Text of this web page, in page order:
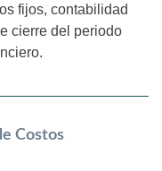
fijos, contabilidad
cierre del periodo
Costos